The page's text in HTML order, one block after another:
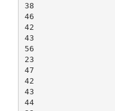
38
46
42
43
56
23
47
42
43
44